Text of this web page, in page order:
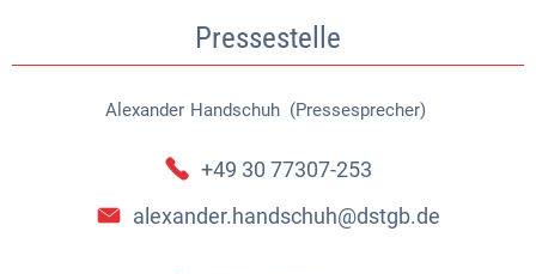
Pressestelle
Alexander Handschuh (Pressesprecher)
Alexander Handschuh
+49 30 77307-253
alexander.handschuh@dstgb.de